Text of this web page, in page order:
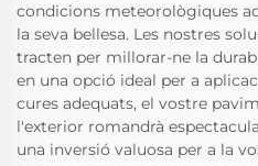
condicions meteorològiques
la seva bellesa. Les nostres
tracten per millorar-ne la
en una opció ideal per a
cures adequats, el vostre
l'exterior romandrà
una inversió valuosa per a la